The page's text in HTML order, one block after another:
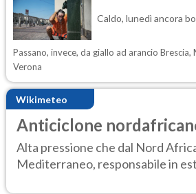
Caldo, lunedì ancora
Passano, invece, da giallo ad arancio Brescia,
Verona
Wikimeteo
Anticiclone
Alta pressione che dal Nord
Mediterraneo, responsabile in